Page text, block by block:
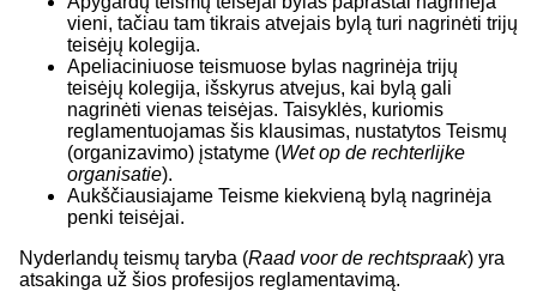
vieni, tačiau tam tikrais atvejais bylą turi nagrinėti trijų
teisėjų kolegija.
Apeliaciniuose teismuose bylas nagrinėja trijų
teisėjų kolegija, išskyrus atvejus, kai bylą gali
nagrinėti vienas teisėjas. Taisyklės, kuriomis
reglamentuojamas šis klausimas, nustatytos Teismų
(organizavimo) įstatyme (Wet op de rechterlijke
organisatie).
Aukščiausiajame Teisme kiekvieną bylą nagrinėja
penki teisėjai.
Nyderlandų teismų taryba (Raad voor de rechtspraak) yra
atsakinga už šios profesijos reglamentavimą.